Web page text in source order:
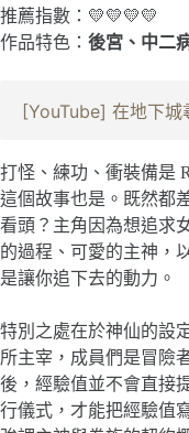
推薦指數：💛💛💛💛
作品特色： 後宮、中二
[YouTube] 在地下城
打怪、練功、衝裝備是
這個故事也是。既然都
看頭？主角因為想追求
的過程、可愛的主神，
是讓你追下去的動力。
特別之處在於神仙的設
所主宰，成員們是冒險
後，經驗值並不會直接
行儀式，才能把經驗值